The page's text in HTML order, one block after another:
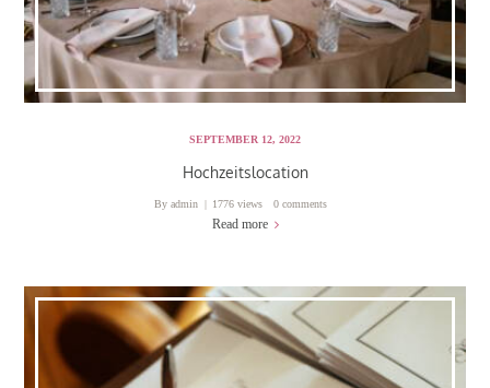
SEPTEMBER 12, 2022
Hochzeitslocation
Byadmin 1776 views 0 comments
Read more